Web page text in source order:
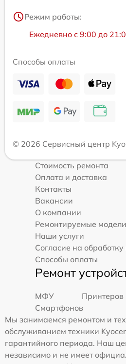
Режим работы:
Ежедневно с 9:00 до
Способы оплаты
© 2026 Сервисный центр
Стоимость ремонта
Оплата и доставка
Контакты
Вакансии
О компании
Ремонтируемые модели
Наши услуги
Согласие на
Способы оплаты
Ремонт
МФУ
Принтеров
Смартфонов
Мы занимаемся ремонтом и
обслуживанием техники
гарантийного периода. Наш
независимо и не имеет